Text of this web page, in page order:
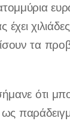
τα
ότι
ως